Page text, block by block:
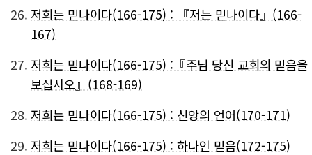
26. 저희는 믿나이다(166-175) : 『저는 믿나이다』(166-
167)
27. 저희는 믿나이다(166-175) :『주님 당신 교회의 믿음을
보십시오』(168-169)
28. 저희는 믿나이다(166-175) : 신앙의 언어(170-171)
29. 저희는 믿나이다(166-175) : 하나인 믿음(172-175)